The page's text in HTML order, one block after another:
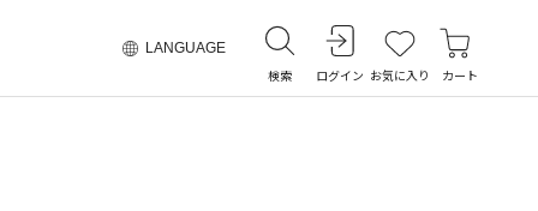
LANGUAGE
検索 ログイン お気に入り カート